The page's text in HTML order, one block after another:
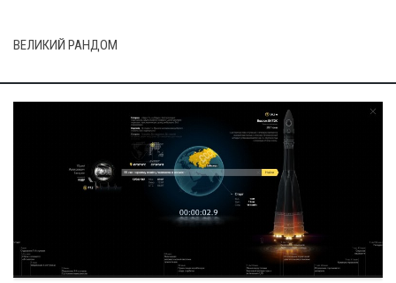
ВЕЛИКИЙ РАНДОМ